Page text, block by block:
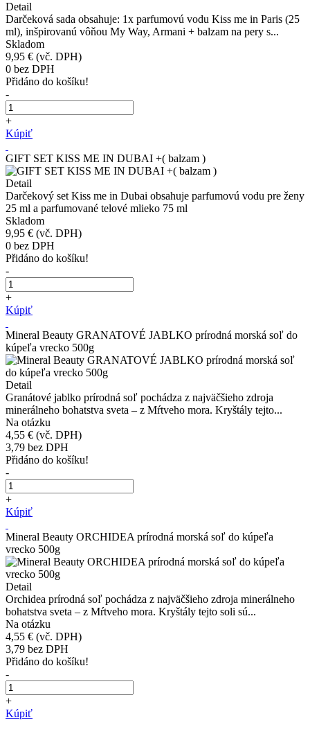
Detail
Darčeková sada obsahuje: 1x parfumovú vodu Kiss me in Paris (25
ml), inšpirovanú vôňou My Way, Armani + balzam na pery s...
Skladom
9,95 € (vč. DPH)
0 bez DPH
Přidáno do košíku!
-
+
Kúpiť
GIFT SET KISS ME IN DUBAI +( balzam )
Detail
Darčekový set Kiss me in Dubai obsahuje parfumovú vodu pre ženy
25 ml a parfumované telové mlieko 75 ml
Skladom
9,95 € (vč. DPH)
0 bez DPH
Přidáno do košíku!
-
+
Kúpiť
Mineral Beauty GRANATOVÉ JABLKO prírodná morská soľ do
kúpeľa vrecko 500g
Detail
Granátové jablko prírodná soľ pochádza z najväčšieho zdroja
minerálneho bohatstva sveta – z Mŕtveho mora. Kryštály tejto...
Na otázku
4,55 € (vč. DPH)
3,79 bez DPH
Přidáno do košíku!
-
+
Kúpiť
Mineral Beauty ORCHIDEA prírodná morská soľ do kúpeľa
vrecko 500g
Detail
Orchidea prírodná soľ pochádza z najväčšieho zdroja minerálneho
bohatstva sveta – z Mŕtveho mora. Kryštály tejto soli sú...
Na otázku
4,55 € (vč. DPH)
3,79 bez DPH
Přidáno do košíku!
-
+
Kúpiť